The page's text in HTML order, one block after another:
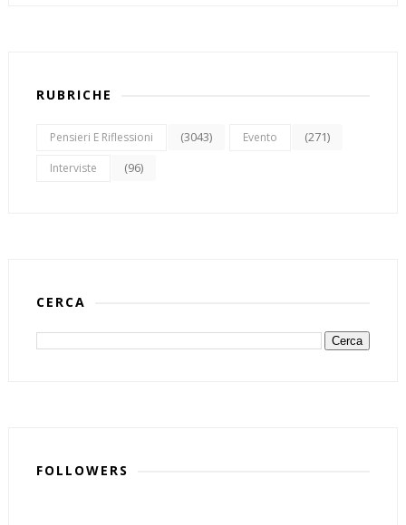
RUBRICHE
Pensieri E Riflessioni (3043) Evento (271)
Interviste (96)
CERCA
FOLLOWERS